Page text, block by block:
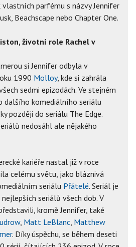
parfému s názvy Jennifer
Beachscape nebo Chapter One.
životní role Rachel v
si Jennifer odbyla v
1990 Molloy, kde si zahrála
sedmi epizodách. Ve stejném
dalšího komediálního seriálu
později do seriálu The Edge.
nedosáhl ale nějakého
kariéře nastal již v roce
celému světu, jako bláznivá
seriálu Přátelé. Seriál je
seriálů všech dob. V
kromě Jennifer, také
, Matt LeBlanc, Matthew
. Díky úspěchu, se během deseti